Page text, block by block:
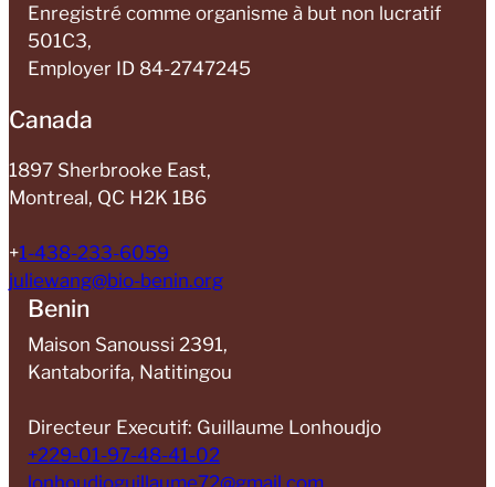
Enregistré comme organisme à but non lucratif
501C3,
Employer ID 84-2747245
Canada
1897 Sherbrooke East,
Montreal, QC H2K 1B6​
+1-438-233-6059
juliewang@bio-benin.org
Benin
Maison Sanoussi 2391,
Kantaborifa, Natitingou
Directeur Executif: Guillaume Lonhoudjo
+229-01-97-48-41-02
lonhoudjoguillaume72@gmail.com